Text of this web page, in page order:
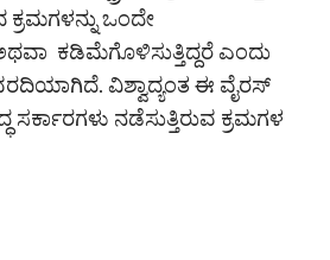
ಒಂದೇ
ಕಡಿಮೆಗೊಳಿಸುತ್ತಿದ್ದರೆ ಎಂದು
ವಿಶ್ವಾದ್ಯಂತ ಈ ವೈರಸ್
ಸರ್ಕಾರಗಳು ನಡೆಸುತ್ತಿರುವ ಕ್ರಮಗಳ